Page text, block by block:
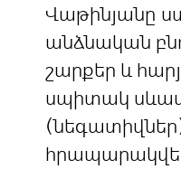
Վաթինյանը
անձնական
շարքեր և
սպիտակ